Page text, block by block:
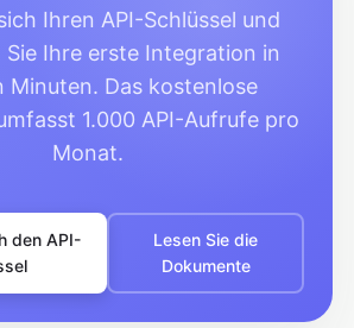
Ihren API-Schlüssel und
Sie Ihre erste Integration in
Minuten. Das kostenlose
1.000 API-Aufrufe pro
Monat.
den API-
Lesen Sie die
Dokumente